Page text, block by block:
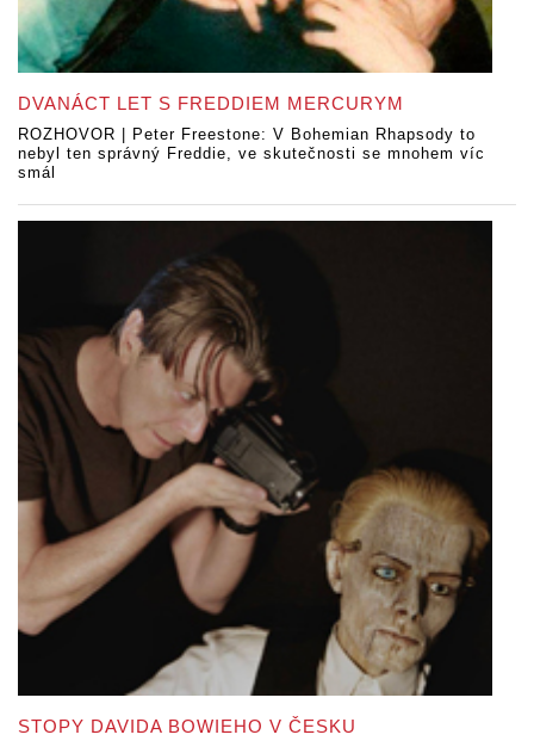
DVANÁCT LET S FREDDIEM MERCURYM
ROZHOVOR | Peter Freestone: V Bohemian Rhapsody to
nebyl ten správný Freddie, ve skutečnosti se mnohem víc
smál
STOPY DAVIDA BOWIEHO V ČESKU